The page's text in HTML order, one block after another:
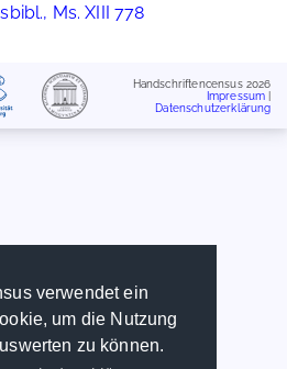
verwendet ein
um die Nutzung
zu können.
Ms. XIII 778
Handschriftencensus 2026
Impressum
Datenschutzerklärung